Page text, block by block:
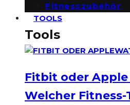
Fitnesszubehör
TOOLS
Tools
Fitbit oder
Welcher